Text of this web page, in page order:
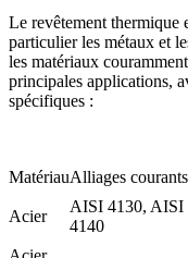
Le revêtement thermique
particulier les métaux et
les matériaux
principales applications,
spécifiques :
MatériauAlliages courants
Acier
AISI 4130, AISI
4140